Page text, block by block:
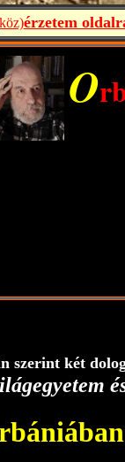
érzetem
O
szerint két